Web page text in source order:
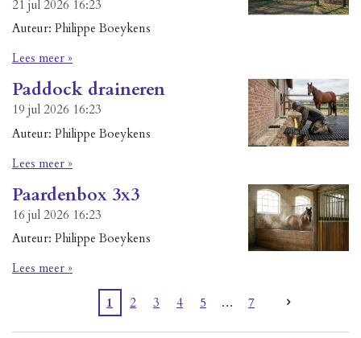
21 jul 2026 16:23
Auteur: Philippe Boeykens
Lees meer »
Paddock draineren
19 jul 2026 16:23
Auteur: Philippe Boeykens
Lees meer »
Paardenbox 3x3
16 jul 2026 16:23
Auteur: Philippe Boeykens
Lees meer »
1 2 3 4 5 7